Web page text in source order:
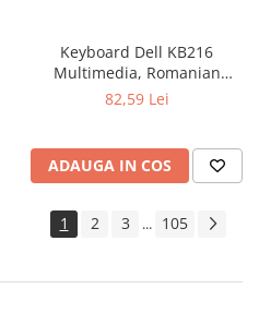
Keyboard Dell KB216
Multimedia, Romanian
(QWERTZ), Black
82,59 Lei
ADAUGA IN COS
1 2 3 ... 105